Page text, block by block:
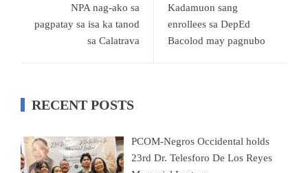
NPA nag-ako sa
pagpatay sa isa ka tanod
sa Calatrava
Kadamuon sang
enrollees sa DepEd
Bacolod may pagnubo
RECENT POSTS
PCOM-Negros Occidental holds
23rd Dr. Telesforo De Los Reyes